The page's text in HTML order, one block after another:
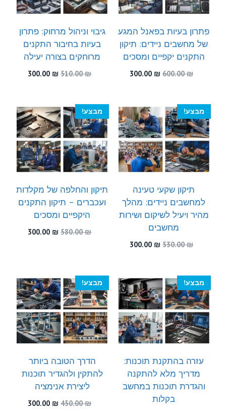
פתרון בעיות בפאנל המגע
של מחשבים ניידים: תיקון
התקנים יקפיים ומסכים
600.00₪
המחיר
600.00 ₪.
300.00 ₪
300.00 ₪.
גיבוי וניהול מרחוק: פתרון
בעיות בחיבור התקנים
מרוחקים בצורה יעילה
510.00₪
המחיר
510.00 ₪.
300.00 ₪
המחיר
300.00 ₪.
מבצע!
תיקון שקעי טעינה
למחשבים ניידים: מהלך
מהיר ויעיל לשיקום ושירות
מחשבים
530.00₪
המחיר
530.00 ₪.
300.00 ₪
300.00 ₪.
מבצע!
תיקון והחלפה של מקלדות
ועכברים – תיקון התקנים
היקפיים ומסכים
580.00₪
המחיר
300.00 ₪
המחיר
מבצע!
עזרה בהתקנת תוכנות:
מדריך מלא להתקנה
והגדרת תוכנות במחשב
בקלות
מבצע!
הדרך הטובה ביותר
להתקין ולהגדיר תוכנות
ליצירת אנימציה
450.00₪
המחיר
300.00 ₪
המחיר